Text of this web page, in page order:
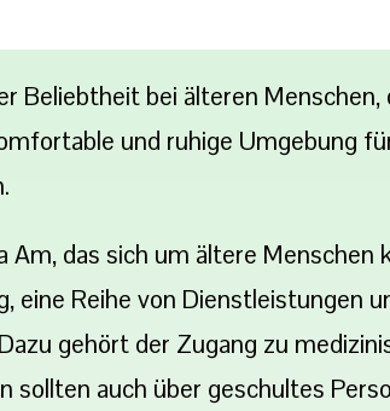
Beliebtheit bei älteren Menschen,
und ruhige Umgebung
das sich um ältere Menschen
eine Reihe von Dienstleistungen
gehört der Zugang zu
auch über geschultes